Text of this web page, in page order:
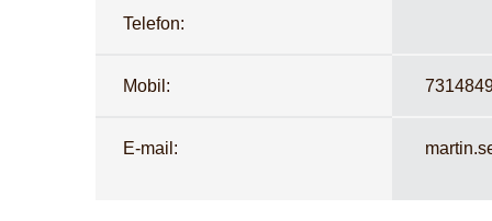
Telefon:
Mobil:
E-mail: